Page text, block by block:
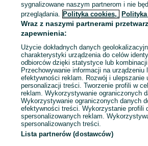
Zaloguj się lub załóż konto na OLX,
sprzedającym
Zaloguj się / Załóż konto
Zadzwoń / SMS
sygnalizowane naszym partnerom i nie
przeglądania. Polityka cookies,
Wraz z naszymi partnerami
zapewnienia:
Użycie dokładnych danych
charakterystyki urządzenia do celów
odbiorców dzięki statystyce lub
Przechowywanie informacji na
efektywności reklam. Rozwój i ulepszanie
personalizacji treści. Tworzenie profili w
reklam. Wykorzystywanie ograniczonych
Wykorzystywanie ograniczonych danych
efektywności treści. Wykorzystanie profili
spersonalizowanych reklam.
spersonalizowanych treści.
Lista partnerów (dostawców)